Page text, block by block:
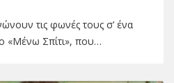
τις φωνές τους σ’ ένα
«Μένω Σπίτι», που…